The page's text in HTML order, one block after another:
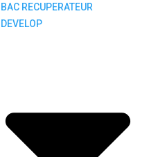
BAC RECUPERATEUR
DEVELOP